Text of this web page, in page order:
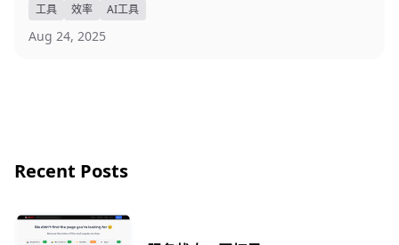
工具 效率 AI工具
Aug 24, 2025
Recent Posts